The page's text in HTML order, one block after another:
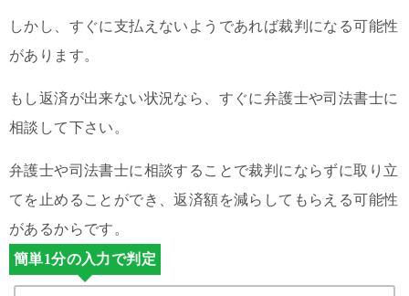
しかし、すぐに支払えないようであれば裁判になる可能性
があります。
もし返済が出来ない状況なら、すぐに弁護士や司法書士に
相談して下さい。
弁護士や司法書士に相談することで裁判にならずに取り立
てを止めることができ、返済額を減らしてもらえる可能性
があるからです。
簡単1分の入力で判定